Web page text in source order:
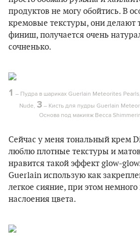
продуктов не могу обойтись. В
кремовые текстуры, они делают
финиш, получается очень
сочненько.
1 – Пудра в шариках Guerlain Meteorites Pearls,
Nude, 3– Кисть для пудры Guerlain
Основа под макияж Becca
Сейчас у меня тональный крем
люблю плотные текстуры и
нравится такой эффект glow-
Guerlain использую как
легкое сияние, при этом
наслоения цвета.